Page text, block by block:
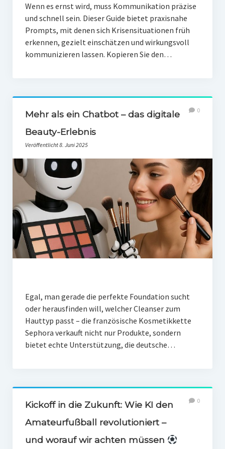
Wenn es ernst wird, muss Kommunikation präzise
und schnell sein. Dieser Guide bietet praxisnahe
Prompts, mit denen sich Krisensituationen früh
erkennen, gezielt einschätzen und wirkungsvoll
kommunizieren lassen. Kopieren Sie den…
Mehr als ein Chatbot – das digitale
Beauty-Erlebnis
Veröffentlicht 8. Juni 2025
0
Egal, man gerade die perfekte Foundation sucht
oder herausfinden will, welcher Cleanser zum
Hauttyp passt – die französische Kosmetikkette
Sephora verkauft nicht nur Produkte, sondern
bietet echte Unterstützung, die deutsche…
Kickoff in die Zukunft: Wie KI den
Amateurfußball revolutioniert –
und worauf wir achten müssen
0